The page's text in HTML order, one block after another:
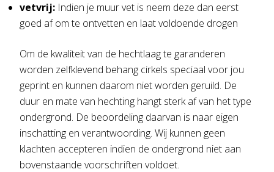
vetvrij: Indien je muur vet is neem deze dan eerst
goed af om te ontvetten en laat voldoende drogen
Om de kwaliteit van de hechtlaag te garanderen
worden zelfklevend behang cirkels speciaal voor jou
geprint en kunnen daarom niet worden geruild. De
duur en mate van hechting hangt sterk af van het type
ondergrond. De beoordeling daarvan is naar eigen
inschatting en verantwoording. Wij kunnen geen
klachten accepteren indien de ondergrond niet aan
bovenstaande voorschriften voldoet.